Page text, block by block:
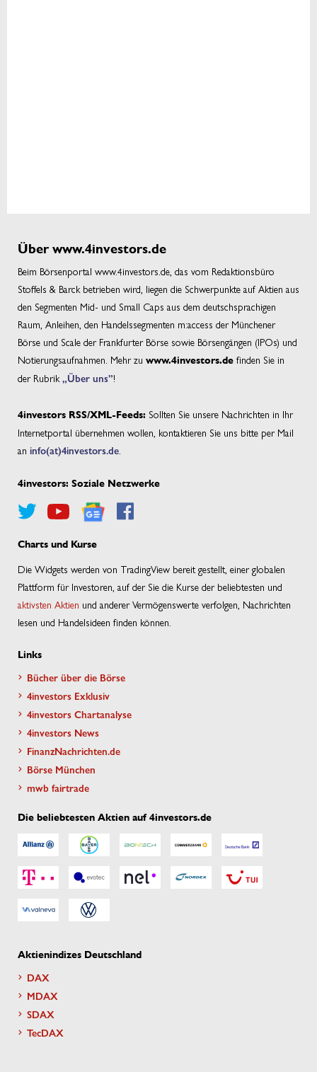
Über www.4investors.de
Beim Börsenportal www.4investors.de, das vom Redaktionsbüro
Stoffels & Barck betrieben wird, liegen die Schwerpunkte auf Aktien aus
den Segmenten Mid- und Small Caps aus dem deutschsprachigen
Raum, Anleihen, den Handelssegmenten m:access der Münchener
Börse und Scale der Frankfurter Börse sowie Börsengängen (IPOs) und
Notierungsaufnahmen. Mehr zu www.4investors.de finden Sie in
der Rubrik „Über uns”!
4investors RSS/XML-Feeds: Sollten Sie unsere Nachrichten in Ihr
Internetportal übernehmen wollen, kontaktieren Sie uns bitte per Mail
an info(at)4investors.de
4investors: Soziale Netzwerke
Charts und Kurse
Die Widgets werden von TradingView bereit gestellt, einer globalen
Plattform für Investoren, auf der Sie die Kurse der beliebtesten und
aktivsten Aktien und anderer Vermögenswerte verfolgen, Nachrichten
lesen und Handelsideen finden können.
Links
Bücher über die Börse
4investors Exklusiv
4investors Chartanalyse
4investors News
FinanzNachrichten.de
Börse München
mwb fairtrade
Die beliebtesten Aktien auf 4investors.de
Aktienindizes Deutschland
DAX
MDAX
SDAX
TecDAX